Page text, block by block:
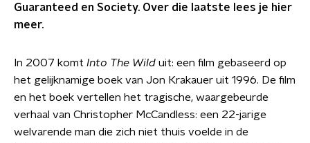
Guaranteed en Society. Over die laatste lees je hier
meer.
In 2007 komt Into The Wild uit: een film gebaseerd op
het gelijknamige boek van Jon Krakauer uit 1996. De film
en het boek vertellen het tragische, waargebeurde
verhaal van Christopher McCandless: een 22-jarige
welvarende man die zich niet thuis voelde in de